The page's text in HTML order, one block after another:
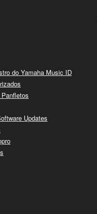
do Yamaha Music ID
Updates